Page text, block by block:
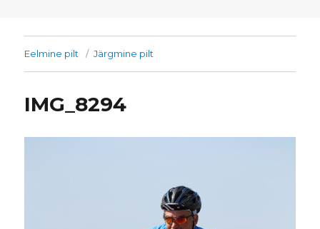
Eelmine pilt Järgmine pilt
IMG_8294